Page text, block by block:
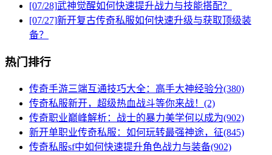
[07/28]武神觉醒如何快速提升战力与技能搭配？
[07/27]新开复古传奇私服如何快速升级与获取顶级装
备？
热门排行
传奇手游三端互通技巧大全：高手大神经验分(380)
传奇私服新开，超级热血战斗等你来战！(2)
传奇职业巅峰解析：战士的暴力美学何以成为(902)
新开单职业传奇私服：如何玩转最强神途，征(845)
传奇私服sf中如何快速提升角色战力与装备(902)